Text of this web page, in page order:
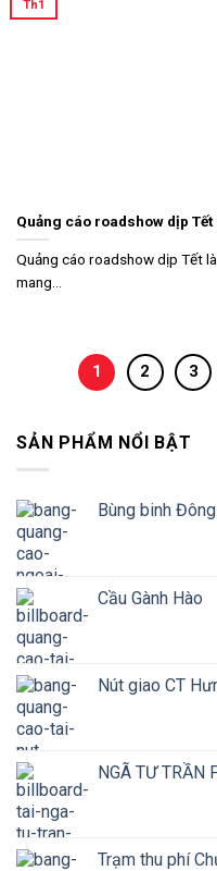
Quảng cáo roadshow dịp
Quảng cáo roadshow dịp Tết
mang...
Th1
1 2 3
SẢN PHẨM NỔI BẬT
Bùng binh
Cầu Gành Hào
Nút giao CT
NGÃ TƯ TRẦN
Trạm thu phí